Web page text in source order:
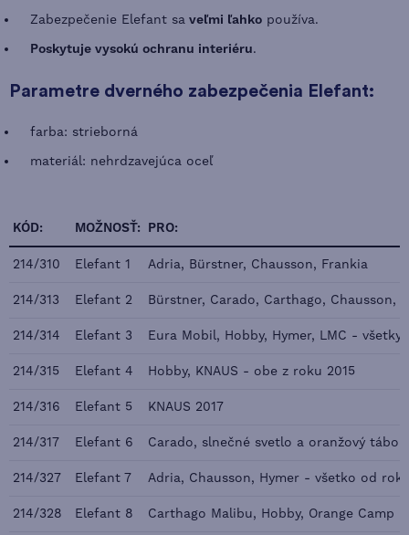
Zabezpečenie Elefant sa veľmi ľahko používa.
Poskytuje vysokú ochranu interiéru.
Parametre dverného zabezpečenia Elefant:
farba: strieborná
materiál: nehrdzavejúca oceľ
KÓD: MOŽNOSŤ: PRO:
214/310 Elefant 1 Adria, Bürstner, Chausson, Frankia
214/313 Elefant 2 Bürstner, Carado, Carthago, Chausson,
214/314 Elefant 3 Eura Mobil, Hobby, Hymer, LMC - všetky
214/315 Elefant 4 Hobby, KNAUS - obe z roku 2015
214/316 Elefant 5 KNAUS 2017
214/317 Elefant 6 Carado, slnečné svetlo a oranžový tábor
214/327 Elefant 7 Adria, Chausson, Hymer - všetko od
214/328 Elefant 8 Carthago Malibu, Hobby, Orange Camp